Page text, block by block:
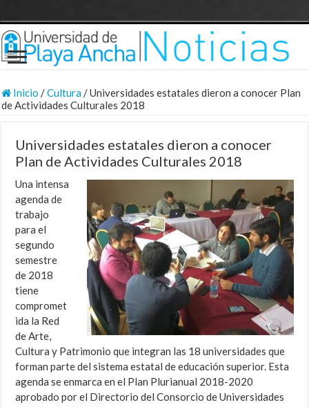
Inicio /Cultura/Universidades estatales dieron a conocer Plan
de Actividades Culturales 2018
Universidades estatales dieron a conocer
Plan de Actividades Culturales 2018
Una intensa
agenda de
trabajo
para el
segundo
semestre
de 2018
tiene
compromet
ida la Red
de Arte,
Cultura y Patrimonio que integran las 18 universidades que
forman parte del sistema estatal de educación superior. Esta
agenda se enmarca en el Plan Plurianual 2018-2020
aprobado por el Directorio del Consorcio de Universidades